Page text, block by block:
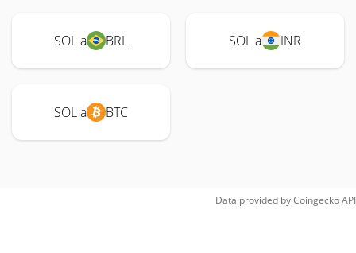
SOL a BRL SOL a INR
SOL a BTC
Data provided byCoingeckoAPI